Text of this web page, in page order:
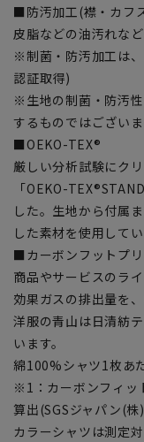
■防汚加工(襟・カフ
皮脂などの油汚れな
※制菌・防汚加工は
認証取得)
※生地の制菌・防汚
するものではございま
■OEKO-TEX®
厳しい分析試験にク
「OEKO-
した。生地から付属
した素材を使用して
■カーボンフットプ
商品やサービスのラ
効果ガスの排出量を
洋服の青山は日清紡
います。
綿100%シャツ1枚
※1：カーボンフィッ
算出(SGSジャパン(
カラーシャツは測定対